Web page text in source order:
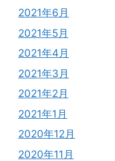
2021年6月
2021年5月
2021年4月
2021年3月
2021年2月
2021年1月
2020年12月
2020年11月